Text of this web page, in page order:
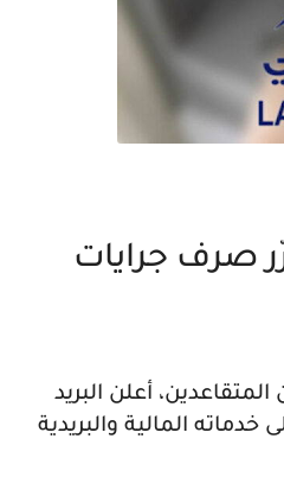
صرف جرايات
أعلن البريد
المالية والبريدية